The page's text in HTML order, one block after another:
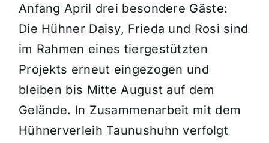
Anfang April drei besondere Gäste:
Die Hühner Daisy, Frieda und Rosi sind
im Rahmen eines tiergestützten
Projekts erneut eingezogen und
bleiben bis Mitte August auf dem
Gelände. In Zusammenarbeit mit dem
Hühnerverleih Taunushuhn verfolgt